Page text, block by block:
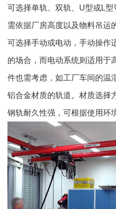
可选择单轨、双轨、U型或L
需依据厂房高度以及物料吊运
可选择手动或电动，手动操作
的场合，而电动系统则适用于
件也需考虑，如工厂车间的温
铝合金材质的轨道。材质选择
钢轨耐久性强，可根据使用环